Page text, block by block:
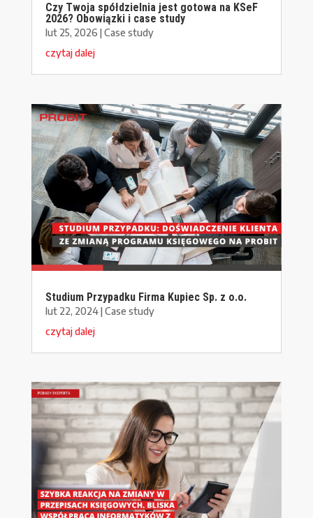
Czy Twoja spółdzielnia jest gotowa na KSeF
2026? Obowiązki i case study
lut 25, 2026 |Case study
czytaj dalej
Studium Przypadku Firma Kupiec Sp. z o.o.
lut 22, 2024|Case study
czytaj dalej